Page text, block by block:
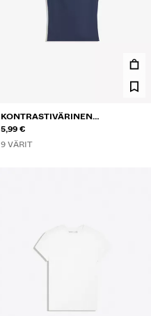
KONTRASTIVÄRINEN
NARUTOPPI
5,99 €
9 VÄRIT